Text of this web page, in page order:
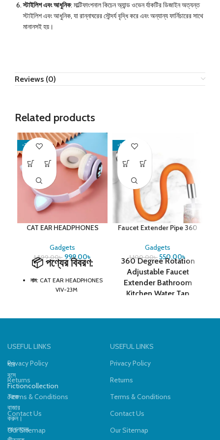
স্টাইলিশ এবং আধুনিক: মাল্টিফাংশনাল কিচেন অ্যান্ড ওভেন র্যাকটির ডিজাইন অত্যন্ত
স্টাইলিশ এবং আধুনিক, যা রান্নাঘরের সৌন্দর্য বৃদ্ধি করে এবং অন্যান্য ফার্নিচারের সাথে
মানানসই হয়।
Reviews (0)
Related products
-38%
CAT EAR HEADPHONES
Gadgets
1,599.00৳ 999.00৳
📦পণ্যের বিবরণ:
নাম: CAT EAR HEADPHONES
VIV-23M
কানেক্টিভিটি:Bluetooth 5.0 +
ফিচার:মাইক্রোফোন, নয়েজ রিডাকশন,
রং:গোলাপি, নীল, বেগুনি (ভ্যারিয়েন্ট
অনুযায়ী)
-50%
Faucet Extender Pipe 360
Gadgets
1,100.00৳ 550.00৳
360 Degree Rotation
Adjustable Faucet
Extender Bathroom
Kitchen Water Tap
ঘরে
বসে
Fictioncollection
থেকে
বাজার
করুন।
আপনাদের
USEFUL LINKS
Privacy Policy
Returns
Terms & Conditions
Contact Us
Our Sitemap
USEFUL LINKS
Privacy Policy
Returns
Terms & Conditions
Contact Us
Our Sitemap